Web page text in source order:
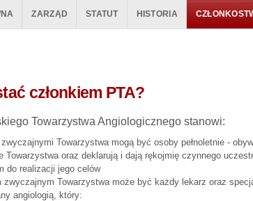
ZARZĄD STATUT HISTORIA
członkiem PTA?
Towarzystwa Angiologicznego stanowi:
zwyczajnymi Towarzystwa mogą być osoby pełnoletnie -
Towarzystwa oraz deklarują i dają rękojmię czynnego
do realizacji jego celów
zwyczajnym Towarzystwa może być każdy lekarz oraz
angiologią, który: